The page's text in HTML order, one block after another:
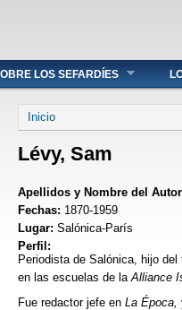
LOS SEFARDÍES
Se encuentra usted
Inicio
Lévy, Sam
Apellidos y Nombre del
Fechas: 1870-1959
Lugar: Salónica-París
Perfil:
Periodista de Salónica, hijo del
en las escuelas de la Alliance
Fue redactor jefe en La Época,